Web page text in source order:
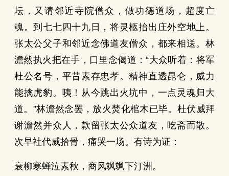
坛，又请邻近寺院僧众，做功德道场，超度亡
魂。到七七四十九日，将灵柩抬出庄外空地上。
张太公父子和邻近念佛道友僧众，都来相送。林
澹然执火把在手，口里念偈道：“大众听着：将军
杜公名号，平昔素存忠孝。精神直透昆仑，威力
能擒虎豹。咦！从今跳出火坑中，一点灵魂归大
道。”林澹然念罢，放火焚化棺木已毕。杜伏威拜
谢澹然并众人，款留张太公众道友，吃斋而散。
次早社代威拾骨，痛哭一场。有诗为证：
衰柳寒蝉泣素秋，商风飒飒下汀洲。